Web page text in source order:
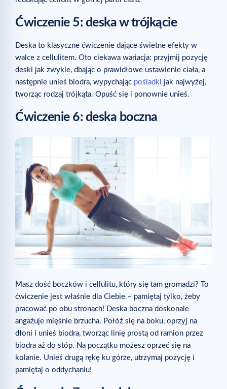
Ćwiczenie 5: deska w trójkącie
Deska to klasyczne ćwiczenie dające świetne efekty w
walce z cellulitem. Oto ciekawa wariacja: przyjmij pozycję
deski jak zwykle, dbając o prawidłowe ustawienie ciała, a
następnie unieś biodra, wypychając pośladki jak najwyżej,
tworząc rodzaj trójkąta. Opuść się i ponownie unieś.
Ćwiczenie 6: deska boczna
Masz dość boczków i cellulitu, który się tam gromadzi? To
ćwiczenie jest właśnie dla Ciebie – pamiętaj tylko, żeby
pracować po obu stronach! Deska boczna doskonale
angażuje mięśnie brzucha. Połóż się na boku, oprzyj na
dłoni i unieś biodra, tworząc linię prostą od ramion przez
biodra aż do stóp. Na początku możesz oprzeć się na
kolanie. Unieś drugą rękę ku górze, utrzymaj pozycję i
pamiętaj o oddychaniu!